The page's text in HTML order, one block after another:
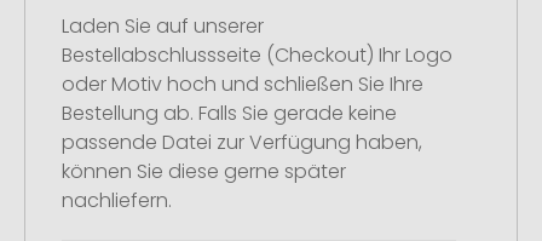
Laden Sie auf unserer
Bestellabschlussseite (Checkout) Ihr Logo
oder Motiv hoch und schließen Sie Ihre
Bestellung ab. Falls Sie gerade keine
passende Datei zur Verfügung haben,
können Sie diese gerne später
nachliefern.